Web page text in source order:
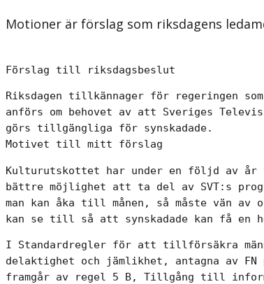
Motioner är förslag som riksdagens
Förslag till riksdagsbeslut
Riksdagen tillkännager för regeringen
anförs om behovet av att Sveriges
görs tillgängliga för synskadade.
Motivet till mitt förslag
Kulturutskottet har under en följd av
bättre möjlighet att ta del av SVT:s
man kan åka till månen, så måste vän av
kan se till så att synskadade kan få en
I Standardregler för att tillförsäkra
delaktighet och jämlikhet, antagna av
framgår av regel 5 B, Tillgång till